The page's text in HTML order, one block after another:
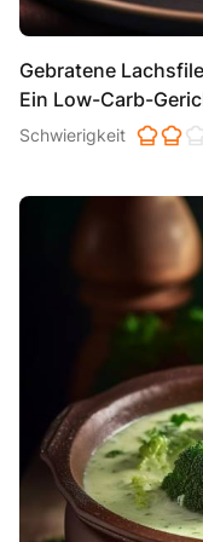
Gebratene
Ein Low-Carb-
Schwierigkeit der
Schwierigkeit